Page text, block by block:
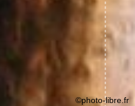
©photo-libre.fr